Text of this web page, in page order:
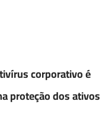
corporativo é
proteção dos ativos